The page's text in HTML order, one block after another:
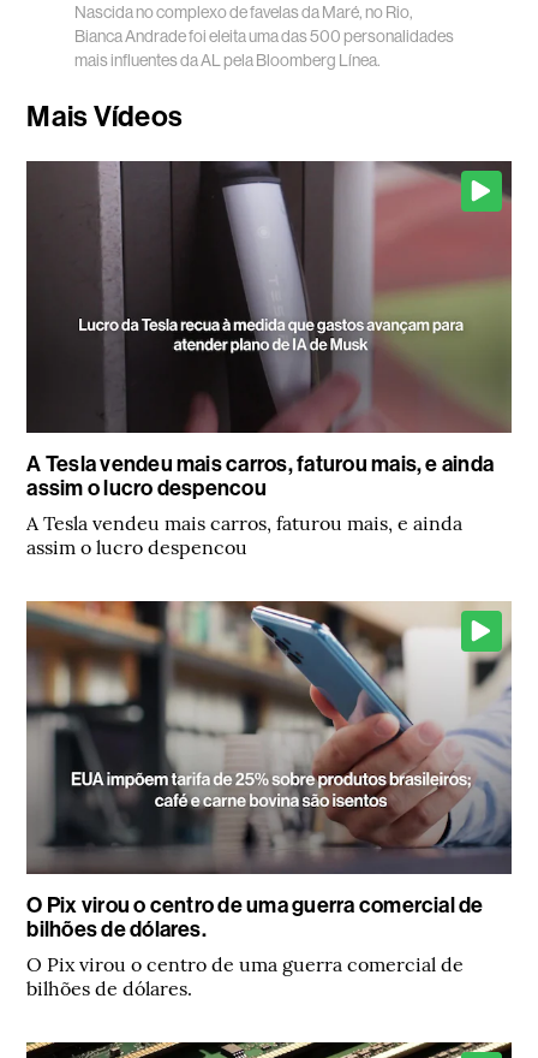
Nascida no complexo de favelas da Maré, no Rio,
Bianca Andrade foi eleita uma das 500 personalidades
mais influentes da AL pela Bloomberg Línea.
Mais Vídeos
A Tesla vendeu mais carros, faturou mais, e ainda
assim o lucro despencou
A Tesla vendeu mais carros, faturou mais, e ainda
assim o lucro despencou
O Pix virou o centro de uma guerra comercial de
bilhões de dólares.
O Pix virou o centro de uma guerra comercial de
bilhões de dólares.